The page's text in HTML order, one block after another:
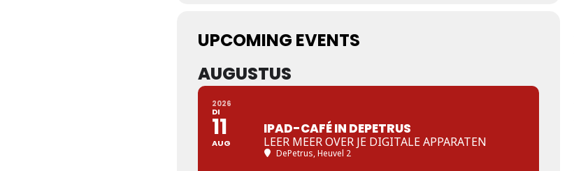
UPCOMING EVENTS
AUGUSTUS
2026
DI
11
AUG
IPAD-CAFÉ IN DEPETRUS
LEER MEER OVER JE DIGITALE APPARATEN
DePetrus, Heuvel 2